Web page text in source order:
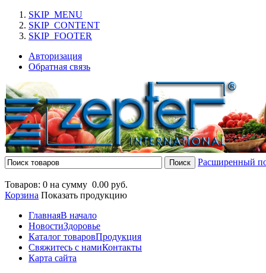
SKIP_MENU
SKIP_CONTENT
SKIP_FOOTER
Авторизация
Обратная связь
Расширенный
Товаров: 0 на сумму 0.00 руб.
Корзина Показать продукцию
ГлавнаяВ начало
НовостиЗдоровье
Каталог товаровПродукция
Свяжитесь с намиКонтакты
Карта сайта